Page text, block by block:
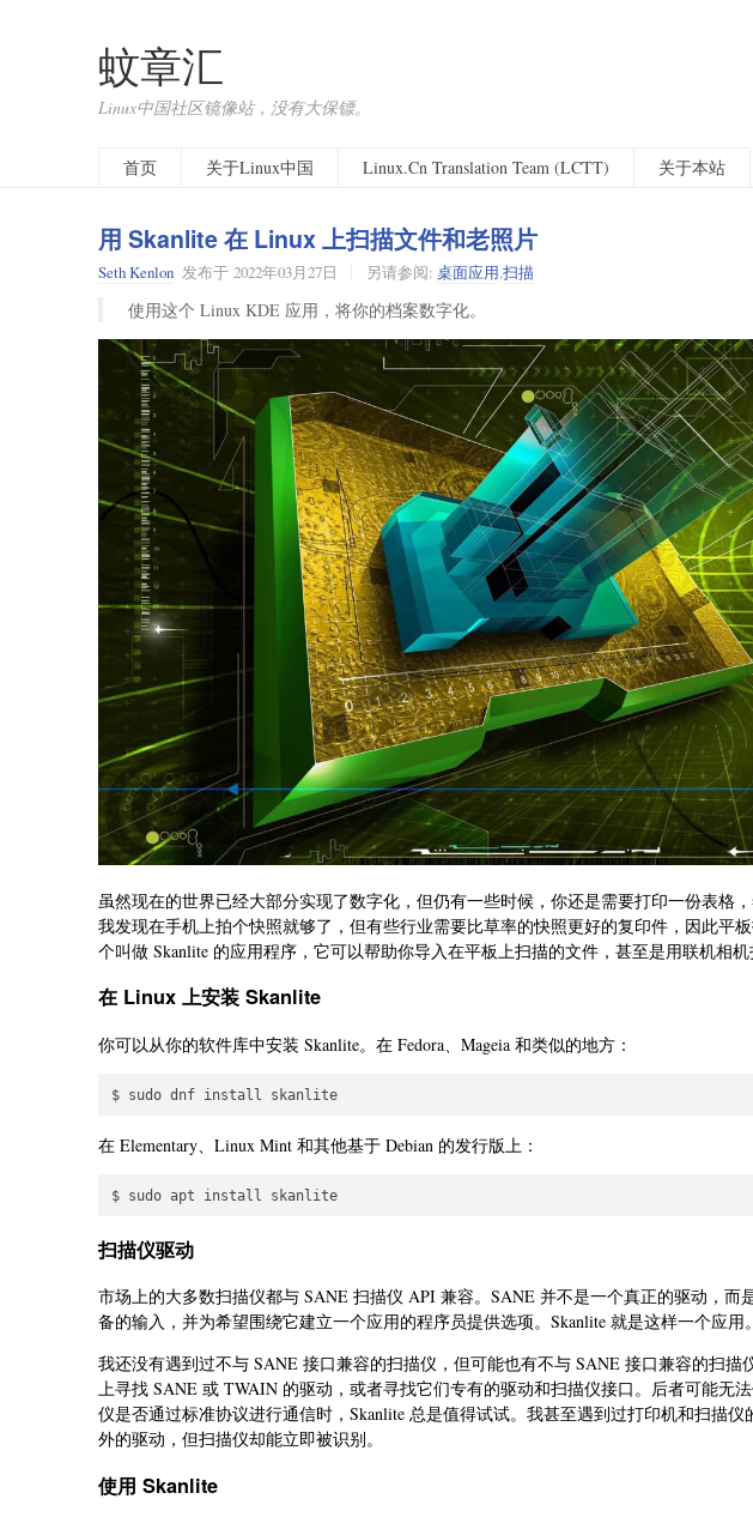
蚊章汇
Linux中国社区镜像站，没有大保镖。
首页
关于Linux中国 Linux.Cn Translation Team (LCTT) 关于本站
用 Skanlite 在 Linux 上扫描文件和老照片
Seth Kenlon 发布于 2022年03月27日 另请参阅: 桌面应用,扫描
使用这个 Linux KDE 应用，将你的档案数字化。
虽然现在的世界已经大部分实现了数字化，但仍有一些时候，你还是需要打印一份表格
我发现在手机上拍个快照就够了，但有些行业需要比草率的快照更好的复印件，因此平
个叫做 Skanlite 的应用程序，它可以帮助你导入在平板上扫描的文件，甚至是用联机相机
在 Linux 上安装 Skanlite
你可以从你的软件库中安装 Skanlite。在 Fedora、Mageia 和类似的地方：
在 Elementary、Linux Mint 和其他基于 Debian 的发行版上：
扫描仪驱动
市场上的大多数扫描仪都与 SANE 扫描仪 API 兼容。SANE 并不是一个真正的驱动，而
备的输入，并为希望围绕它建立一个应用的程序员提供选项。Skanlite 就是这样一个应用。
我还没有遇到过不与 SANE 接口兼容的扫描仪，但可能也有不与 SANE 接口兼容的扫
上寻找 SANE 或 TWAIN 的驱动，或者寻找它们专有的驱动和扫描仪接口。后者可能无
仪是否通过标准协议进行通信时，Skanlite 总是值得试试。我甚至遇到过打印机和扫描
外的驱动，但扫描仪却能立即被识别。
使用 Skanlite